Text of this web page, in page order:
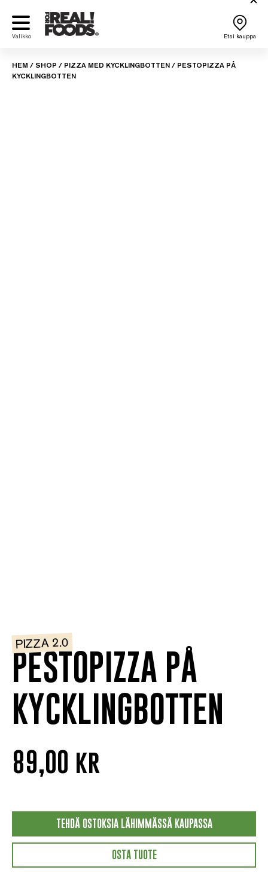
sisältöön
Valikko Etsi kauppa
HEM / SHOP / PIZZA MED KYCKLINGBOTTEN / PESTOPIZZA PÅ
KYCKLINGBOTTEN
PIZZA 2.0
PESTOPIZZA PÅ
KYCKLINGBOTTEN
89,00 kr
TEHDÄ OSTOKSIA LÄHIMMÄSSÄ KAUPASSA
OSTA TUOTE